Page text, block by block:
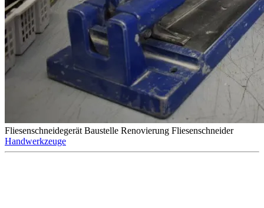
Fliesenschneidegerät Baustelle Renovierung Fliesenschneider
Handwerkzeuge